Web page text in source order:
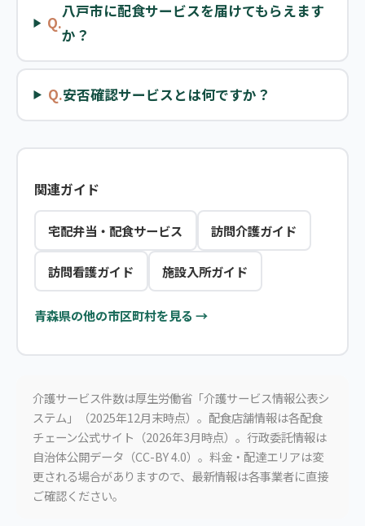
Q.
八戸市に配食サービスを届けてもらえます
か？
Q.安否確認サービスとは何ですか？
関連ガイド
宅配弁当・配食サービス 訪問介護ガイド
訪問看護ガイド 施設入所ガイド
青森県の他の市区町村を見る →
介護サービス件数は厚生労働省「介護サービス情報公表シ
ステム」（2025年12月末時点）。配食店舗情報は各配食
チェーン公式サイト（2026年3月時点）。行政委託情報は
自治体公開データ（CC-BY 4.0）。料金・配達エリアは変
更される場合がありますので、最新情報は各事業者に直接
ご確認ください。